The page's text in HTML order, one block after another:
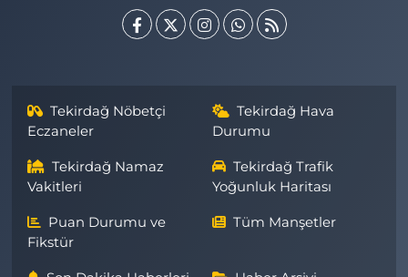
Tekirdağ Nöbetçi
Eczaneler
Tekirdağ Hava
Durumu
Tekirdağ Namaz
Vakitleri
Tekirdağ Trafik
Yoğunluk Haritası
Puan Durumu ve
Fikstür
Tüm Manşetler